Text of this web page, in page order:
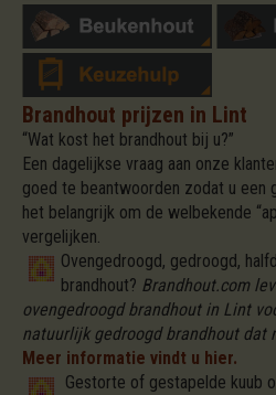
Brandhout prijzen in Lint
“Wat kost het brandhout bij u?”
Een dagelijkse vraag aan onze
goed te beantwoorden zodat u een
het belangrijk om de welbekende
vergelijken.
Ovengedroogd, gedroogd,
brandhout? Brandhout.com
ovengedroogd brandhout in Lint
natuurlijk gedroogd brandhout dat
Meer informatie vindt u hier.
Gestorte of gestapelde kuub